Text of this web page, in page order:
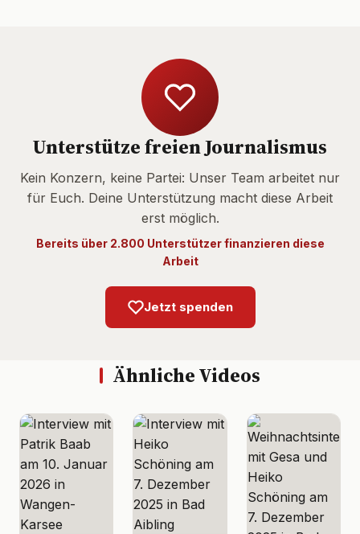
Unterstütze freien Journalismus
Kein Konzern, keine Partei: Unser Team arbeitet nur
für Euch. Deine Unterstützung macht diese Arbeit
erst möglich.
Bereits über 2.800 Unterstützer finanzieren diese
Arbeit
Jetzt spenden
Ähnliche Videos